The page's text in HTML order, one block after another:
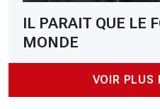
IL PARAIT QUE LE
MONDE
VOIR PLUS